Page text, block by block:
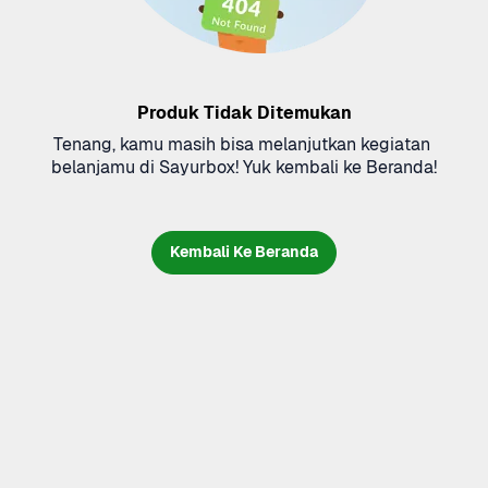
Produk Tidak Ditemukan
Tenang, kamu masih bisa melanjutkan kegiatan
belanjamu di Sayurbox! Yuk kembali ke Beranda!
Kembali Ke Beranda